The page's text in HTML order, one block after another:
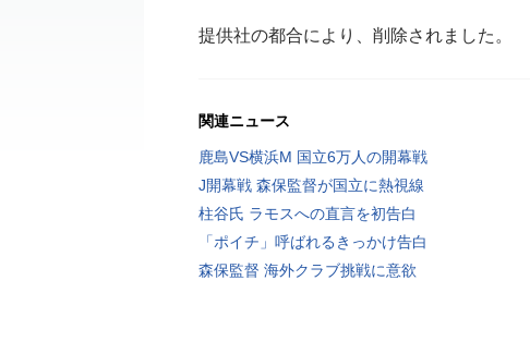
提供社の都合により、削除されました。
関連ニュース
鹿島VS横浜M 国立6万人の開幕戦
J開幕戦 森保監督が国立に熱視線
柱谷氏 ラモスへの直言を初告白
「ポイチ」呼ばれるきっかけ告白
森保監督 海外クラブ挑戦に意欲